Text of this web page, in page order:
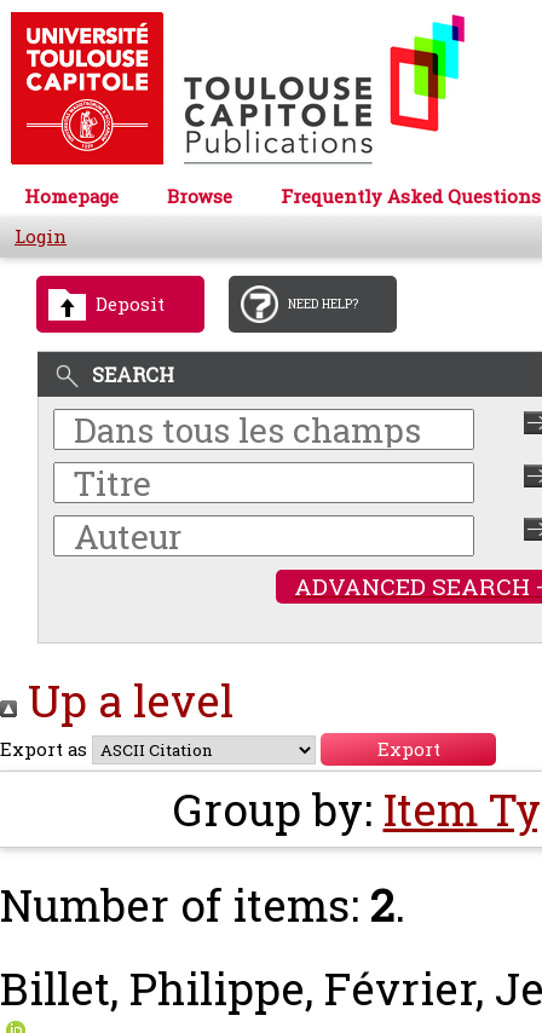
Homepage Browse
Frequently Asked Questions
Login
Deposit NEED HELP?
SEARCH
ADVANCED SEARCH
Up a level
Export as
Group by: Item
Number of items: 2.
Billet, Philippe, Février,